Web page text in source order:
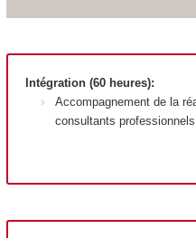
Intégration (60 heures):
Accompagnement de la
consultants professionnels.